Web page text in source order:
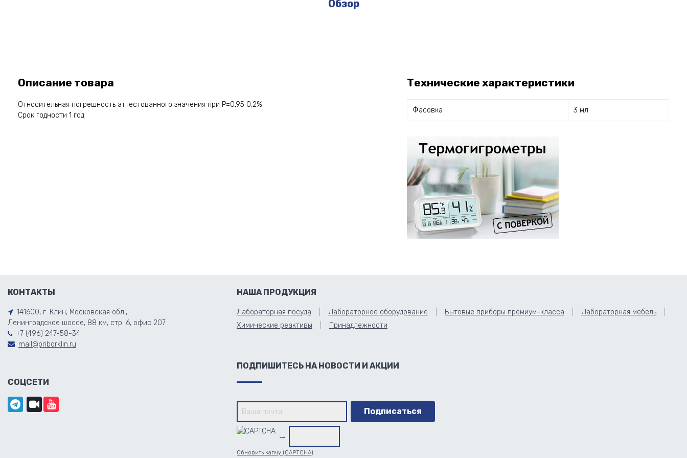
Обзор
Описание товара
Относительная погрешность аттестованного значения при Р=0,95 0,2%
Срок годности 1 год
Технические характеристики
Фасовка 3 мл
КОНТАКТЫ
141600, г. Клин, Московская обл.,
Ленинградское шоссе, 88 км, стр. 6, офис 207
+7 (496) 247-58-34
mail@priborklin.ru
СОЦСЕТИ
НАША ПРОДУКЦИЯ
Лабораторная посуда Лабораторное оборудование Бытовые приборы премиум-класса
Лабораторная мебель
Химические реактивы
Принадлежности
ПОДПИШИТЕСЬ НА НОВОСТИ И АКЦИИ
→
Обновить капчу (CAPTCHA)